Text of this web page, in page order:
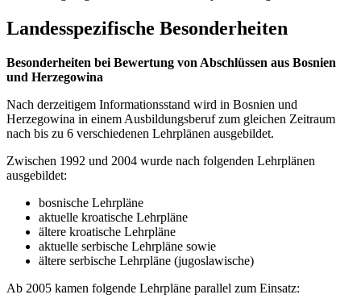
Landesspezifische Besonderheiten
Besonderheiten bei Bewertung von Abschlüssen aus Bosnien
und Herzegowina
Nach derzeitigem Informationsstand wird in Bosnien und
Herzegowina in einem Ausbildungsberuf zum gleichen Zeitraum
nach bis zu 6 verschiedenen Lehrplänen ausgebildet.
Zwischen 1992 und 2004 wurde nach folgenden Lehrplänen
ausgebildet:
bosnische Lehrpläne
aktuelle kroatische Lehrpläne
ältere kroatische Lehrpläne
aktuelle serbische Lehrpläne sowie
ältere serbische Lehrpläne (jugoslawische)
Ab 2005 kamen folgende Lehrpläne parallel zum Einsatz: